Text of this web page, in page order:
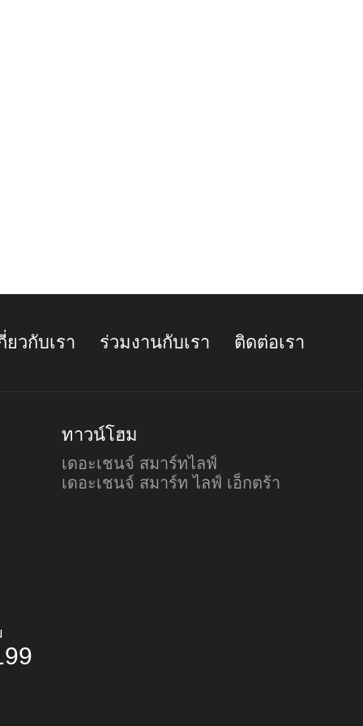
ยวกับเรา ร่วมงานกับเรา ติดต่อเรา
ทาวน์โฮม
เดอะเชนจ์ สมาร์ทไลฟ์
เดอะเชนจ์ สมาร์ท ไลฟ์ เอ็กตร้า